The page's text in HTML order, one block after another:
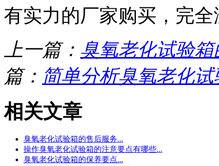
有实力的厂家购买，完
上一篇： 臭氧老化试验
篇： 简单分析臭氧老化
相关文章
臭氧老化试验箱的售后服务...
操作臭氧老化试验箱的注意要点有哪些...
臭氧老化试验箱的保养要点...